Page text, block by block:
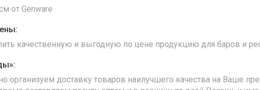
от Genware
качественную и выгодную по цене продукцию для баров и
организуем доставку товаров наилучшего качества на Ваше